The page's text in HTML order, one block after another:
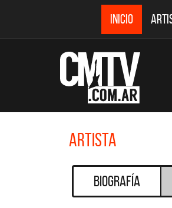
INICIO
Artista
Biografía